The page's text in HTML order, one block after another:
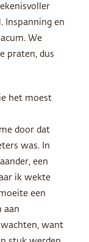
Inspanning en
We
praten, dus
het moest
door dat
was. In
een
ik wekte
een
aan
want